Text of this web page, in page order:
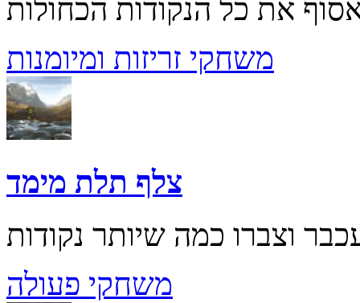
משחקי זריזות ומיומנות
צלף תלת מימד
משחקי פעולה